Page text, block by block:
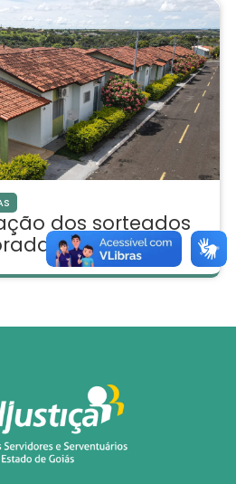
dos sorteados
de maio